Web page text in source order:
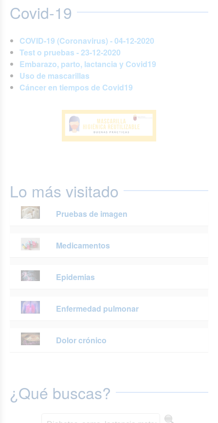
Covid-19
COVID-19 (Coronavirus) - 04-12-2020
Test o pruebas - 23-12-2020
Embarazo, parto, lactancia y Covid19
Uso de mascarillas
Cáncer en tiempos de Covid19
Lo más visitado
Pruebas de imagen
Medicamentos
Epidemias
Enfermedad pulmonar
Dolor crónico
¿Qué buscas?